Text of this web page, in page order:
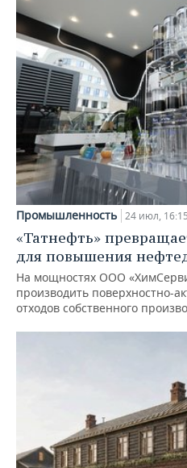
Промышленность 24 июл, 16:15
«Татнефть»
для повышения
На мощностях ООО
производить поверхностно-
отходов собственного